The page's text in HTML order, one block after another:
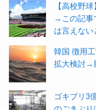
【高校野
→この記事
は言えない
韓国 徴用
拡大検討→
ゴキブリ3